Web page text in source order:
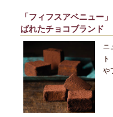
「フィフスアベニュー
ばれたチョコブランド
ニ
や